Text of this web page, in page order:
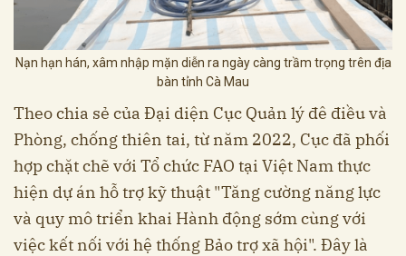
Nạn hạn hán, xâm nhập mặn diễn ra ngày càng trầm trọng trên địa
bàn tỉnh Cà Mau
Theo chia sẻ của Đại diện Cục Quản lý đê điều và
Phòng, chống thiên tai, từ năm 2022, Cục đã phối
hợp chặt chẽ với Tổ chức FAO tại Việt Nam thực
hiện dự án hỗ trợ kỹ thuật "Tăng cường năng lực
và quy mô triển khai Hành động sớm cùng với
việc kết nối với hệ thống Bảo trợ xã hội". Đây là